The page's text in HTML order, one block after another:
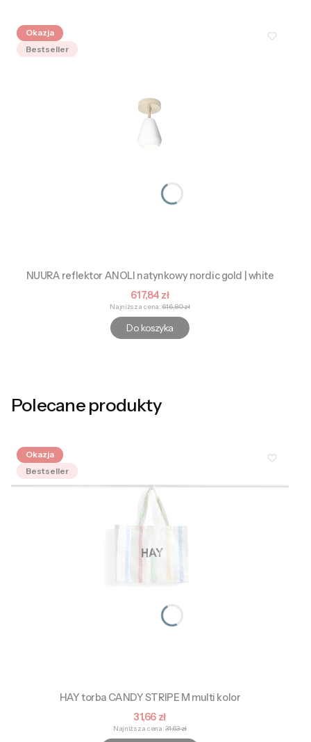
Okazja
Bestseller
NUURA reflektor ANOLI natynkowy nordic gold | white
Cena promocyjna
617,84 zł
Najniższa cena: 616,80 zł
Do koszyka
Polecane produkty
Okazja
Bestseller
HAY torba CANDY STRIPE M multi kolor
Cena promocyjna
31,66 zł
Najniższa cena: 31,63 zł